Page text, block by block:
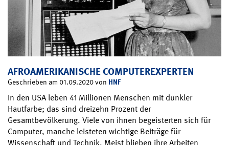
AFROAMERIKANISCHE COMPUTEREXPERTEN
Geschrieben am 01.09.2020 von HNF
In den USA leben 41 Millionen Menschen mit dunkler
Hautfarbe; das sind dreizehn Prozent der
Gesamtbevölkerung. Viele von ihnen begeisterten sich für
Computer, manche leisteten wichtige Beiträge für
Wissenschaft und Technik. Meist blieben ihre Arbeiten